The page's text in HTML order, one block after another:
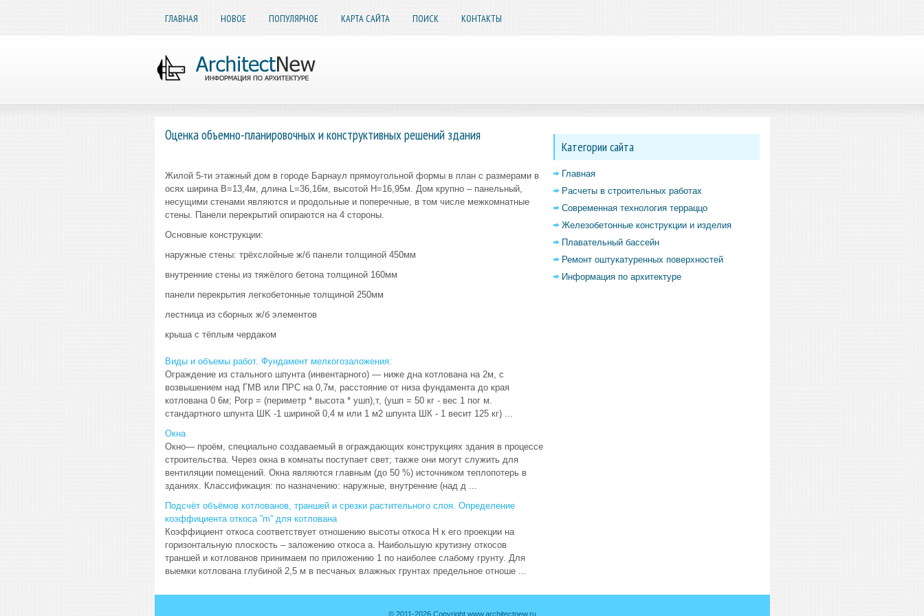
ГЛАВНАЯ НОВОЕ ПОПУЛЯРНОЕ КАРТА САЙТА ПОИСК КОНТАКТЫ
Оценка объемно-планировочных и конструктивных решений здания
Жилой 5-ти этажный дом в городе Барнаул прямоугольной формы в план с размерами в
осях ширина В=13,4м, длина L=36,16м, высотой Н=16,95м. Дом крупно – панельный,
несущими стенами являются и продольные и поперечные, в том числе межкомнатные
стены. Панели перекрытий опираются на 4 стороны.
Основные конструкции:
наружные стены: трёхслойные ж/б панели толщиной 450мм
внутренние стены из тяжёлого бетона толщиной 160мм
панели перекрытия легкобетонные толщиной 250мм
лестница из сборных ж/б элементов
крыша с тёплым чердаком
Виды и объемы работ. Фундамент мелкогозаложения:
Ограждение из стального шпунта (инвентарного) — ниже дна котлована на 2м, с
возвышением над ГМВ или ПРС на 0,7м, расстояние от низа фундамента до края
котлована 0 6м; Рогр = (периметр * высота * ушп),т, (ушп = 50 кг - вес 1 пог м.
стандартного шпунта ШK -1 шириной 0,4 м или 1 м2 шпунта ШК - 1 весит 125 кг) ...
Окна
Окно— проём, специально создаваемый в ограждающих конструкциях здания в процессе
строительства. Через окна в комнаты поступает свет; также они могут служить для
вентиляции помещений. Окна являются главным (до 50 %) источником теплопотерь в
зданиях. Классификация: по назначению: наружные, внутренние (над д ...
Подсчёт объёмов котлованов, траншей и срезки растительного слоя. Определение
коэффициента откоса ”m” для котлована
Коэффициент откоса соответствует отношению высоты откоса H к его проекции на
горизонтальную плоскость – заложению откоса a. Наибольшую крутизну откосов
траншей и котлованов принимаем по приложению 1 по наиболее слабому грунту. Для
выемки котлована глубиной 2,5 м в песчаных влажных грунтах предельное отноше ...
Категории сайта
Главная
Расчеты в строительных работах
Современная технология терраццо
Железобетонные конструкции и изделия
Плавательный бассейн
Ремонт оштукатуренных поверхностей
Информация по архитектуре
© 2011-2026 Copyright www.architectnew.ru